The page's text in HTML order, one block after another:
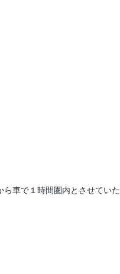
車で１時間圏内とさせていた